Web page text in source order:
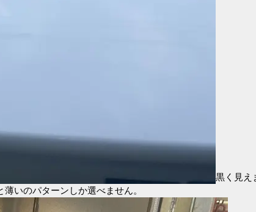
黒く見え
いのパターンしか選べません。